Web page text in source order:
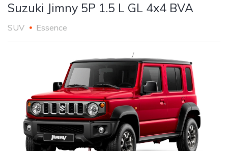
Suzuki Jimny 5P 1.5 L GL 4x4 BVA
SUV Essence